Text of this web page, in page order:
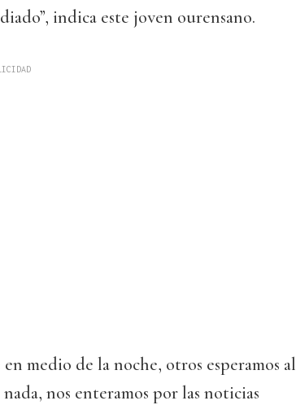
indica este joven ourensano.
medio de la noche, otros esperamos al
nos enteramos por las noticias